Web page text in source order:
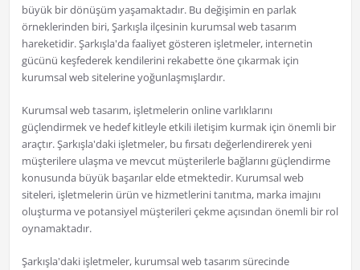
büyük bir dönüşüm yaşamaktadır. Bu değişimin en parlak
örneklerinden biri, Şarkışla ilçesinin kurumsal web tasarım
hareketidir. Şarkışla'da faaliyet gösteren işletmeler, internetin
gücünü keşfederek kendilerini rekabette öne çıkarmak için
kurumsal web sitelerine yoğunlaşmışlardır.
Kurumsal web tasarım, işletmelerin online varlıklarını
güçlendirmek ve hedef kitleyle etkili iletişim kurmak için önemli bir
araçtır. Şarkışla'daki işletmeler, bu fırsatı değerlendirerek yeni
müşterilere ulaşma ve mevcut müşterilerle bağlarını güçlendirme
konusunda büyük başarılar elde etmektedir. Kurumsal web
siteleri, işletmelerin ürün ve hizmetlerini tanıtma, marka imajını
oluşturma ve potansiyel müşterileri çekme açısından önemli bir rol
oynamaktadır.
Şarkışla'daki işletmeler, kurumsal web tasarım sürecinde